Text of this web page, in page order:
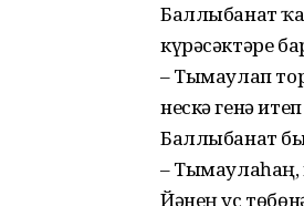
Баллыбанат
күрәсәктәре
– Тымаулап
нескә генә
Баллыбанат
– Тымаулаһаң,
Йәнең ус